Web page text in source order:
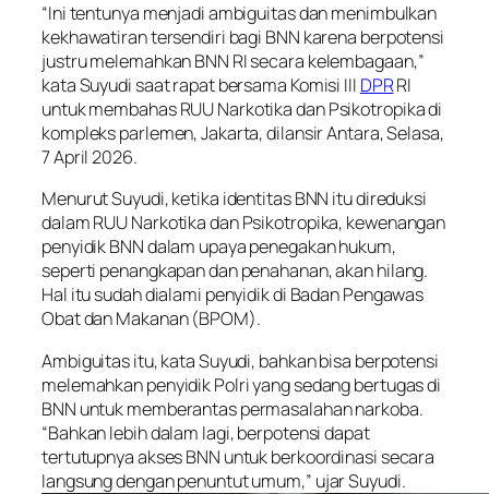
“Ini tentunya menjadi ambiguitas dan menimbulkan
kekhawatiran tersendiri bagi BNN karena berpotensi
justru melemahkan BNN RI secara kelembagaan,”
kata Suyudi saat rapat bersama Komisi III DPRRI
untuk membahas RUU Narkotika dan Psikotropika di
kompleks parlemen, Jakarta, dilansir Antara, Selasa,
7 April 2026.
Menurut Suyudi, ketika identitas BNN itu direduksi
dalam RUU Narkotika dan Psikotropika, kewenangan
penyidik BNN dalam upaya penegakan hukum,
seperti penangkapan dan penahanan, akan hilang.
Hal itu sudah dialami penyidik di Badan Pengawas
Obat dan Makanan (BPOM).
Ambiguitas itu, kata Suyudi, bahkan bisa berpotensi
melemahkan penyidik Polri yang sedang bertugas di
BNN untuk memberantas permasalahan narkoba.
“Bahkan lebih dalam lagi, berpotensi dapat
tertutupnya akses BNN untuk berkoordinasi secara
langsung dengan penuntut umum,” ujar Suyudi.